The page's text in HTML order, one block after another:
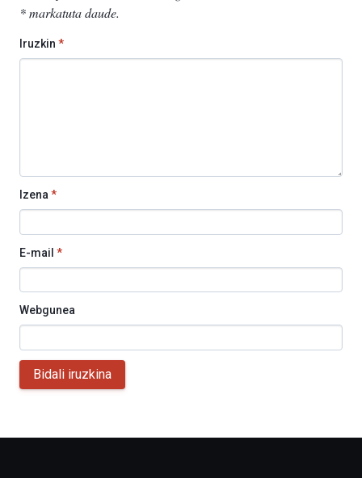
*markatuta daude.
Iruzkin *
Izena*
E-mail *
Webgunea
Bidali iruzkina